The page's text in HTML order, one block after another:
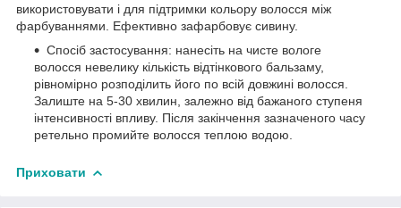
використовувати і для підтримки кольору волосся між
фарбуваннями. Ефективно зафарбовує сивину.
Спосіб застосування: нанесіть на чисте вологе
волосся невелику кількість відтінкового бальзаму,
рівномірно розподілить його по всій довжині волосся.
Залиште на 5-30 хвилин, залежно від бажаного ступеня
інтенсивності впливу. Після закінчення зазначеного часу
ретельно промийте волосся теплою водою.
Приховати